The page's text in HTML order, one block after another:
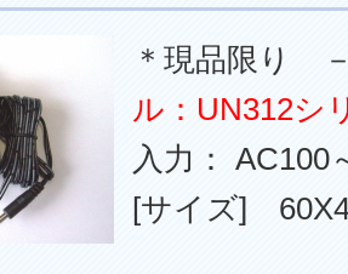
＊現品限り
ル：UN312シ
入力： AC100
[サイズ]